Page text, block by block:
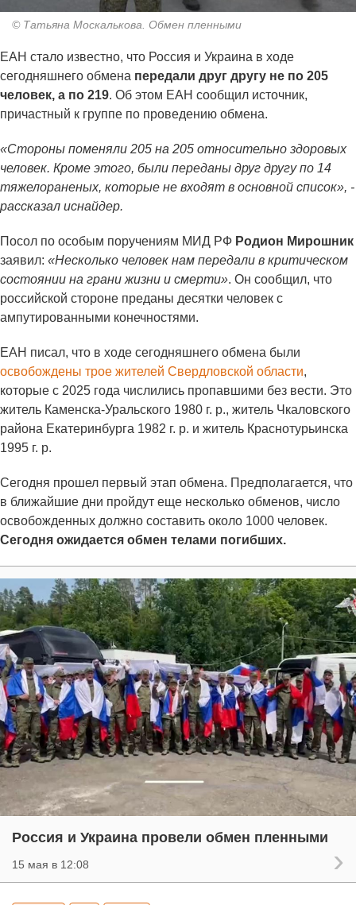
© Татьяна Москалькова. Обмен пленными
ЕАН стало известно, что Россия и Украина в ходе
сегодняшнего обмена передали друг другу не по 205
человек, а по 219. Об этом ЕАН сообщил источник,
причастный к группе по проведению обмена.
«Стороны поменяли 205 на 205 относительно здоровых
человек. Кроме этого, были переданы друг другу по 14
тяжелораненых, которые не входят в основной список», -
рассказал иснайдер.
Посол по особым поручениям МИД РФ Родион Мирошник
заявил: «Несколько человек нам передали в критическом
состоянии на грани жизни и смерти». Он сообщил, что
российской стороне преданы десятки человек с
ампутированными конечностями.
ЕАН писал, что в ходе сегодняшнего обмена были
освобождены трое жителей Свердловской области,
которые с 2025 года числились пропавшими без вести. Это
житель Каменска-Уральского 1980 г. р., житель Чкаловского
района Екатеринбурга 1982 г. р. и житель Краснотурьинска
1995 г. р.
Сегодня прошел первый этап обмена. Предполагается, что
в ближайшие дни пройдут еще несколько обменов, число
освобожденных должно составить около 1000 человек.
Сегодня ожидается обмен телами погибших.
Россия и Украина провели обмен пленными
15 мая в 12:08